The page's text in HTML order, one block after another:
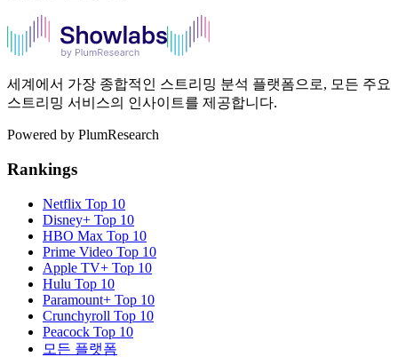
세계에서 가장 종합적인 스트리밍 분석 플랫폼으로, 모든 주요
스트리밍 서비스의 인사이트를 제공합니다.
Powered by PlumResearch
Rankings
Netflix Top 10
Disney+ Top 10
HBO Max Top 10
Prime Video Top 10
Apple TV+ Top 10
Hulu Top 10
Paramount+ Top 10
Crunchyroll Top 10
Peacock Top 10
모든 플랫폼